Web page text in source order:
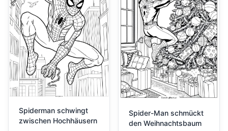
Spiderman schwingt
zwischen Hochhäusern
Spider-Man schmückt
den Weihnachtsbaum